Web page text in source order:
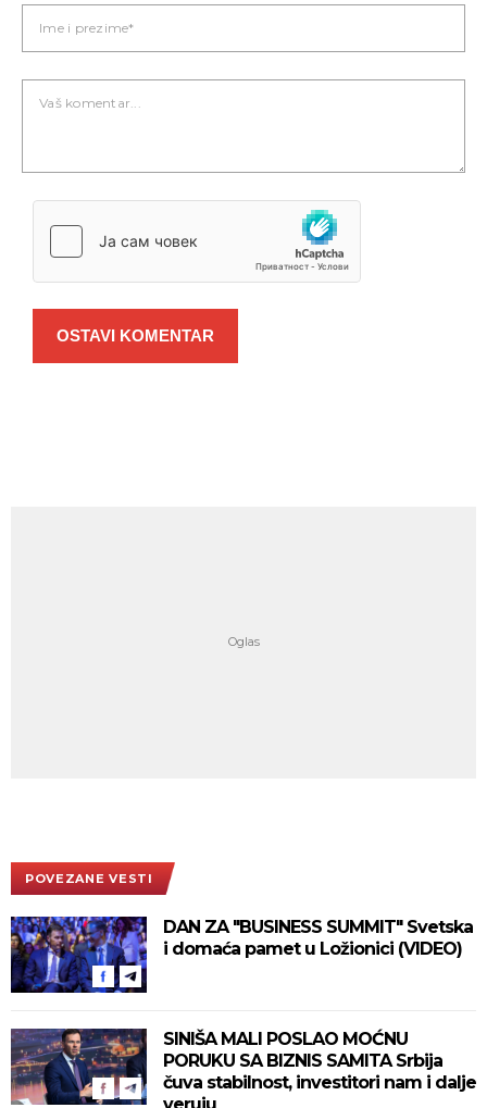
OSTAVI KOMENTAR
POVEZANE VESTI
DAN ZA "BUSINESS SUMMIT" Svetska
i domaća pamet u Ložionici (VIDEO)
SINIŠA MALI POSLAO MOĆNU
PORUKU SA BIZNIS SAMITA Srbija
čuva stabilnost, investitori nam i dalje